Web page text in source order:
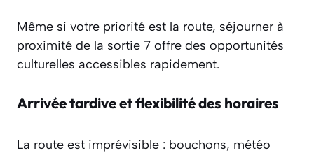
Même si votre priorité est la route, séjourner à
proximité de la sortie 7 offre des opportunités
culturelles accessibles rapidement.
Arrivée tardive et flexibilité des horaires
La route est imprévisible : bouchons, météo